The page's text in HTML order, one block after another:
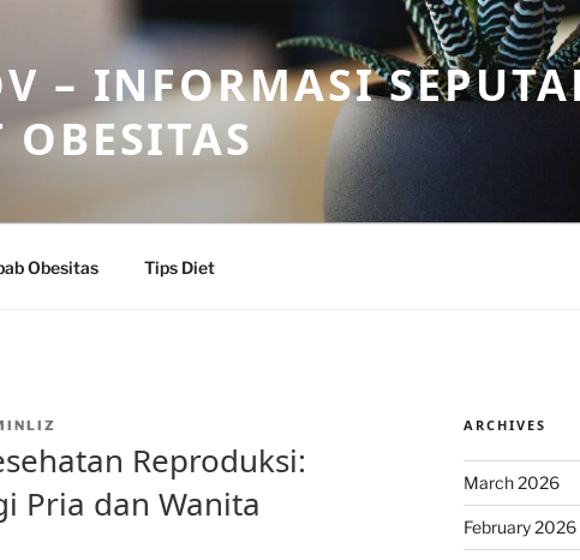
– INFORMASI
OBESITAS
Obesitas Tips Diet
Reproduksi:
Pria dan Wanita
ARCHIVES
March 2026
February 2026